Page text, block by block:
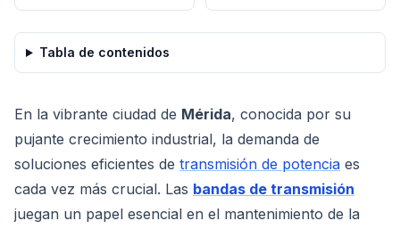
Tabla de contenidos
En la vibrante ciudad de Mérida, conocida por su
pujante crecimiento industrial, la demanda de
soluciones eficientes de transmisión de potencia es
cada vez más crucial. Las bandas de transmisión
juegan un papel esencial en el mantenimiento de la